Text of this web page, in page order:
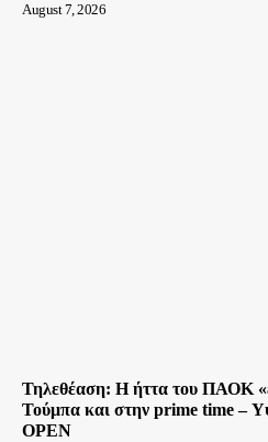
August 7, 2026
Τηλεθέαση: Η ήττα του ΠΑΟΚ
Τούμπα και στην prime time –
OPEN